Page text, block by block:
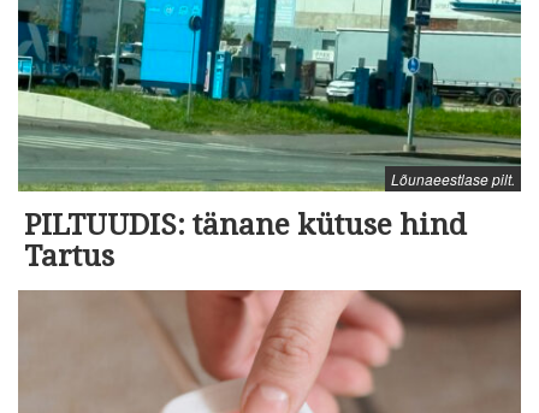
Lõunaeestlase pilt.
PILTUUDIS: tänane kütuse hind
Tartus